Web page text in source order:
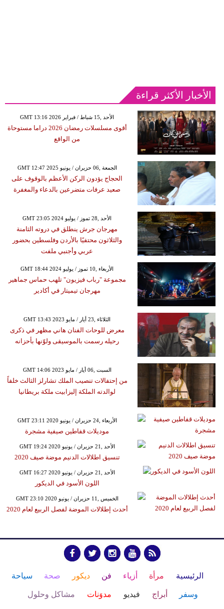
الأخبار الأكثر قراءة
GMT 13:16 2026 الأحد ,15 شباط / فبراير
أقوى مسلسلات رمضان 2026 دراما مستوحاة
من الواقع
GMT 12:47 2025 الجمعة ,06 حزيران / يونيو
الحجاج يؤدون الركن الأعظم بالوقوف على
صعيد عرفات متضرعين بالدعاء والمغفرة
GMT 23:05 2024 الأحد ,28 تموز / يوليو
مهرجان جرش ينطلق في دروته الثامنة
والثلاثون محتفيًا بالأردن وفلسطين بحضور
عربي وأجنبي ملفت
GMT 18:44 2024 الأربعاء ,10 تموز / يوليو
مجموعة "رباب فيزيون" تلهب حماس جماهير
مهرجان تيميتار في أكادير
GMT 13:43 2023 الثلاثاء ,23 أيار / مايو
معرض للوحات الفنان هاني مظهر في ذكرى
رحيله رسمت بالموسيقى ولوّنها بأحزانه
GMT 14:06 2023 السبت ,06 أيار / مايو
من إحتفالات تنصيب الملك تشارلز الثالث خلفاً
لوالدته الملكة إليزابيت ملكة بريطانيا
GMT 23:11 2020 الأربعاء ,24 حزيران / يونيو
موديلات قفاطين صيفية مشجرة
GMT 19:24 2020 الأحد ,21 حزيران / يونيو
تنسيق اطلالات الدنيم موضة صيف 2020
GMT 16:27 2020 الأحد ,21 حزيران / يونيو
اللون الأسود في الديكور
GMT 23:10 2020 الخميس ,11 حزيران / يونيو
أحدث إطلالات الموضة لفصل الربيع لعام 2020
الرئيسية مرأة أزياء فن ديكور صحة سياحة
وسفر أبراج فيديو مدوَنات مشاكل وحلول